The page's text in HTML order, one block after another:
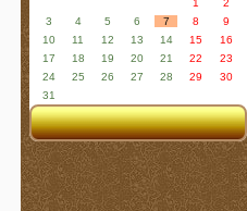
1
2
3
4 5 6 7 8
9
10
11 12 13 14 15
16
17
18 19 20 21 22
23
24
25 26 27 28 29
30
31